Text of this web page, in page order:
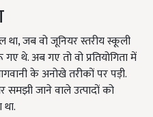
था, जब वो जूनियर स्तरीय स्कूली
थे. अब गए तो वो प्रतियोगिता में
के अनोखे तरीकों पर पड़ी.
समझी जाने वाले उत्पादों को